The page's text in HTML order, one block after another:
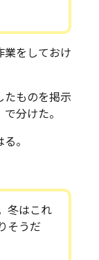
業をしておけ
たものを掲示
分けた。
。
冬はこれ
そうだ